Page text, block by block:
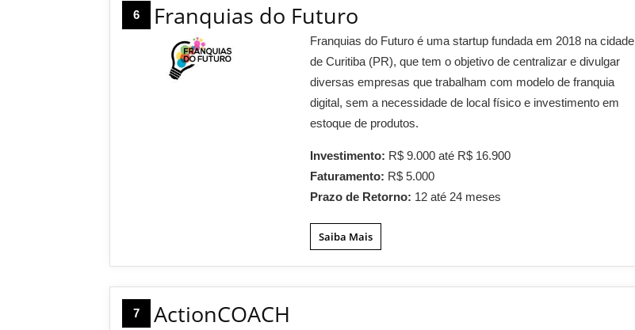
6 Franquias do Futuro
Franquias do Futuro é uma startup fundada em 2018 na cidade
de Curitiba (PR), que tem o objetivo de centralizar e divulgar
diversas empresas que trabalham com modelo de franquia
digital, sem a necessidade de local físico e investimento em
estoque de produtos.
Investimento: R$ 9.000 até R$ 16.900
Faturamento: R$ 5.000
Prazo de Retorno: 12 até 24 meses
Saiba Mais
7 ActionCOACH